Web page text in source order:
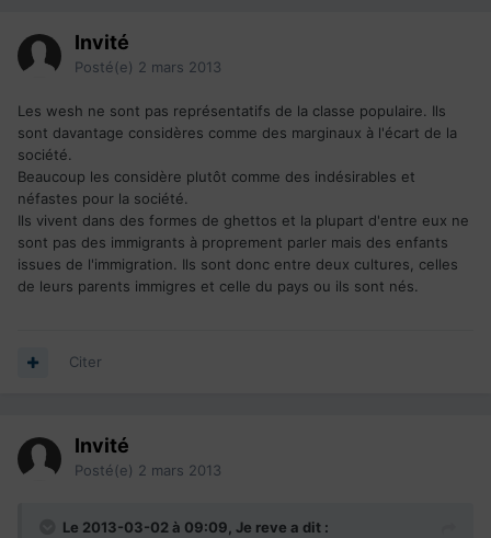
Invité
Posté(e) 2 mars 2013
Les wesh ne sont pas représentatifs de la classe populaire. Ils
sont davantage considères comme des marginaux à l'écart de la
société.
Beaucoup les considère plutôt comme des indésirables et
néfastes pour la société.
Ils vivent dans des formes de ghettos et la plupart d'entre eux ne
sont pas des immigrants à proprement parler mais des enfants
issues de l'immigration. Ils sont donc entre deux cultures, celles
de leurs parents immigres et celle du pays ou ils sont nés.
Citer
Invité
Posté(e) 2 mars 2013
Le 2013-03-02 à 09:09, Je reve a dit :